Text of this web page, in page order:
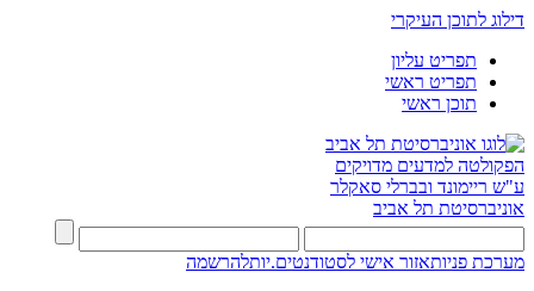
דילוג לתוכן העיקרי
תפריט עליון
תפריט ראשי
תוכן ראשי
הפקולטה למדעים מדויקים
ע"ש ריימונד ובברלי סאקלר
אוניברסיטת תל אביב
מערכת פניותאזור אישי לסטודנטים.יותלהרשמה